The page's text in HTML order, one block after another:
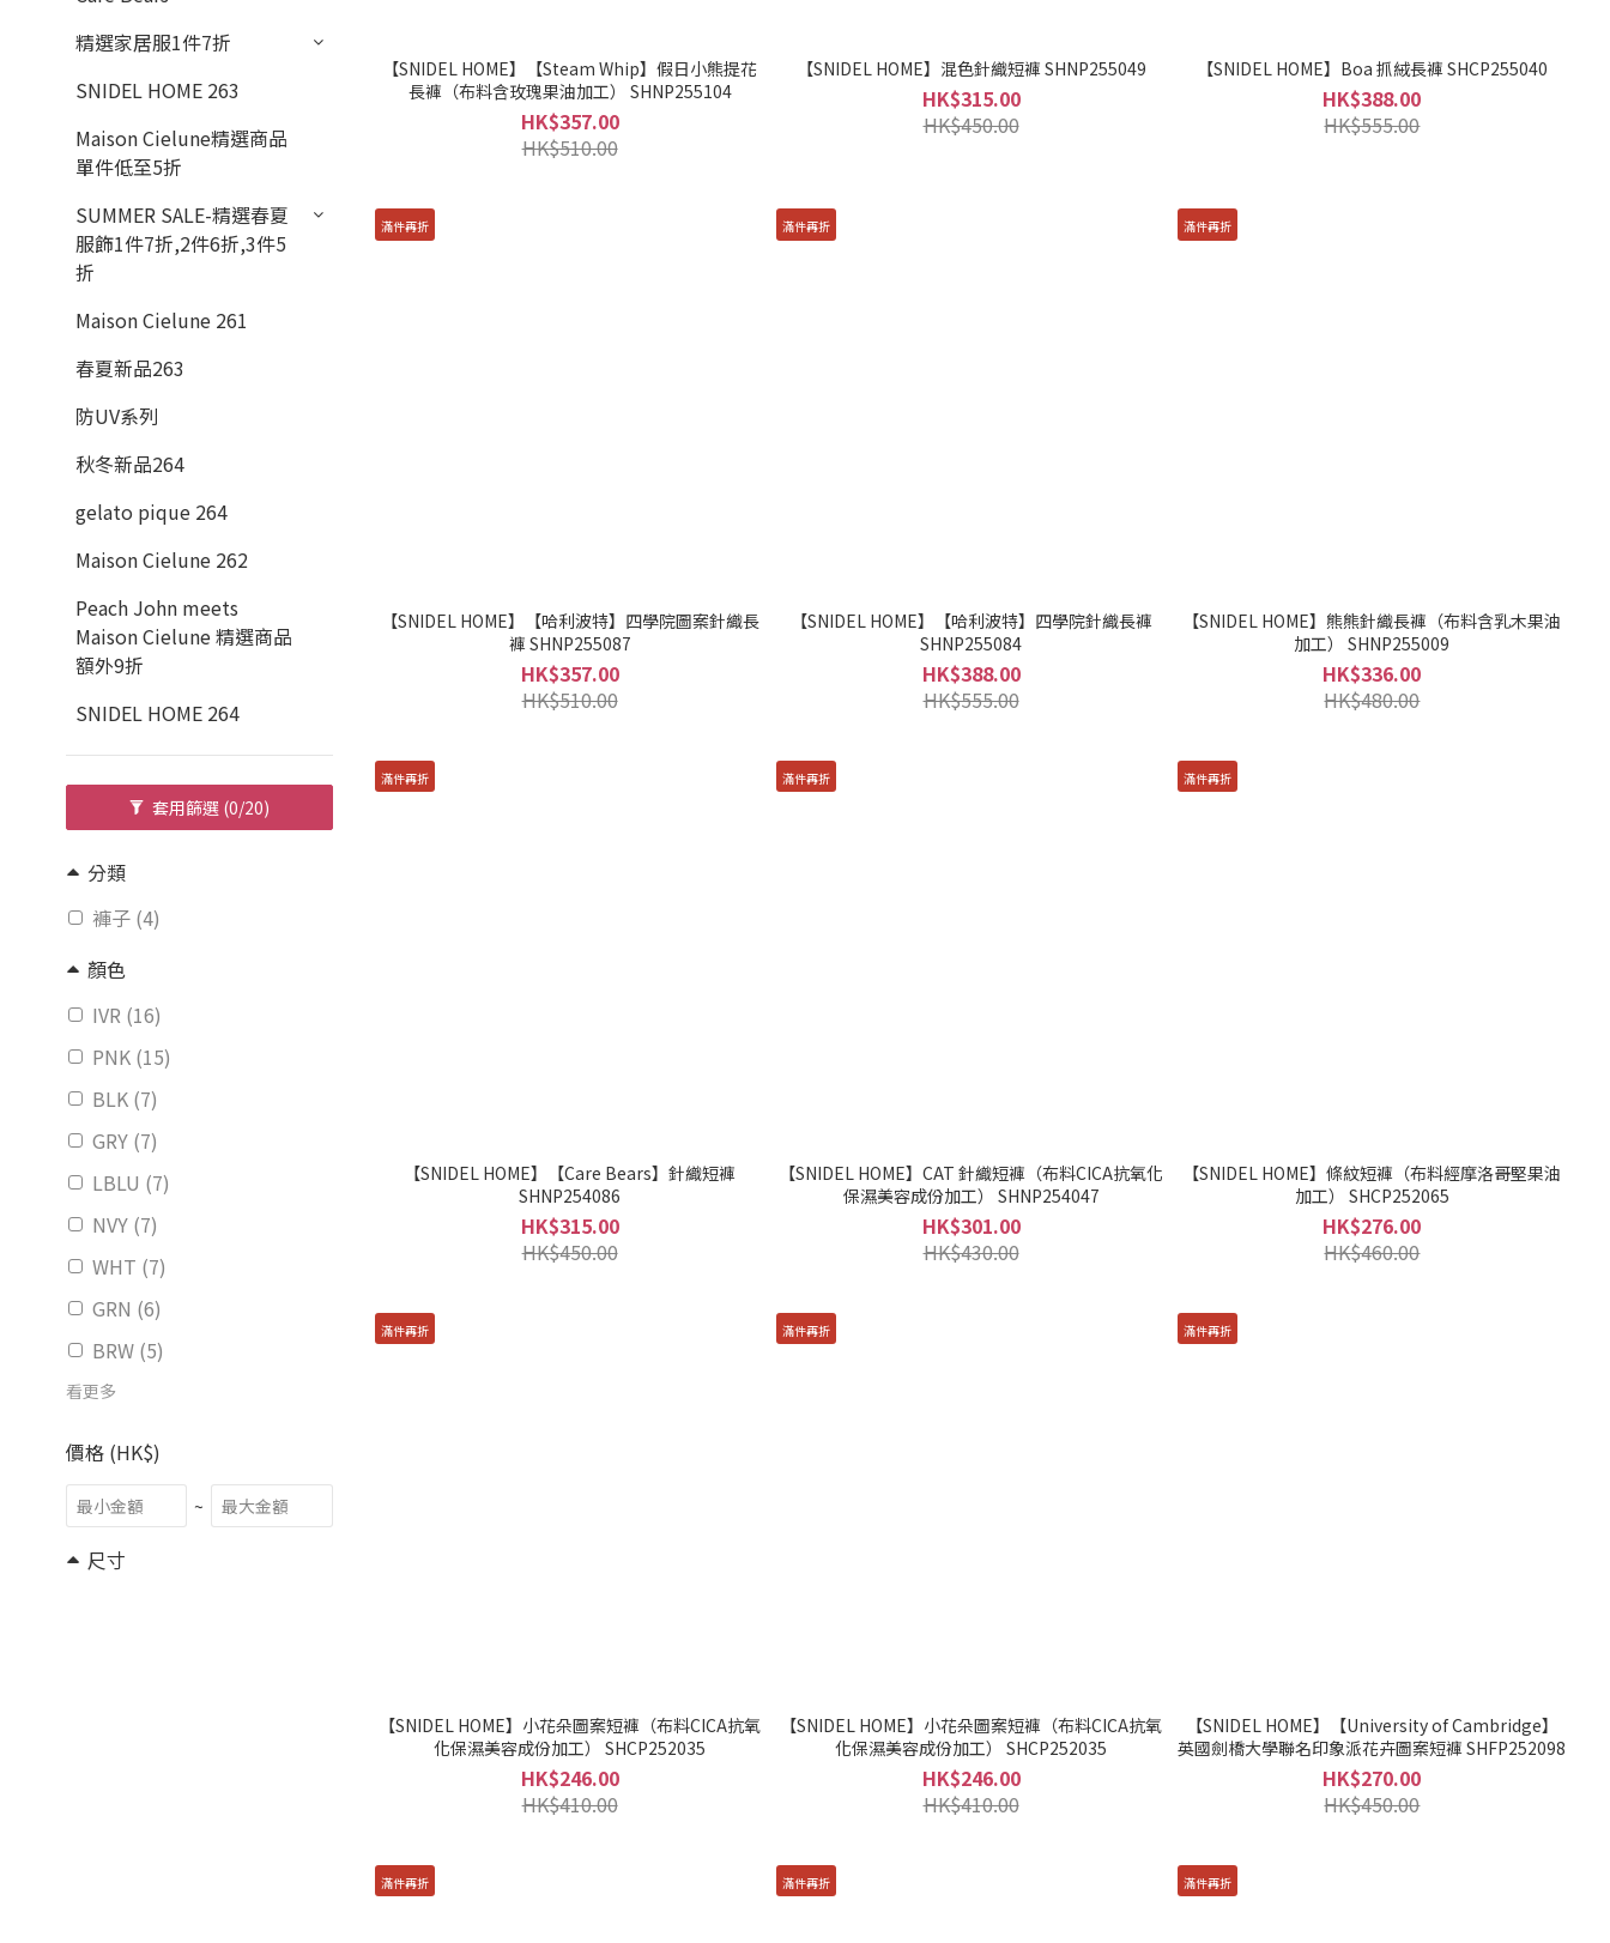
精選家居服1件7折
SNIDEL HOME 263
Maison Cielune精選商品
單件低至5折
SUMMER SALE-精選春夏
服飾1件7折,2件6折,3件5
折
Maison Cielune 261
春夏新品263
防UV系列
秋冬新品264
gelato pique 264
Maison Cielune 262
Peach John meets
Maison Cielune 精選商品
額外9折
SNIDEL HOME 264
套用篩選 (0/20)
分類
褲子 (4)
顏色
IVR (16)
PNK (15)
BLK (7)
GRY (7)
LBLU (7)
NVY (7)
WHT (7)
GRN (6)
BRW (5)
看更多
價格 (HK$)
~
尺寸
【SNIDEL HOME】【Steam Whip】假日小熊提花
長褲（布料含玫瑰果油加工） SHNP255104
HK$357.00
HK$510.00
【SNIDEL HOME】混色針織短褲 SHNP255049
HK$315.00
HK$450.00
【SNIDEL HOME】Boa 抓絨長褲 SHCP255040
HK$388.00
HK$555.00
滿件再折
【SNIDEL HOME】【哈利波特】四學院圖案針織長
褲 SHNP255087
HK$357.00
HK$510.00
滿件再折
【SNIDEL HOME】【哈利波特】四學院針織長褲
SHNP255084
HK$388.00
HK$555.00
滿件再折
【SNIDEL HOME】熊熊針織長褲（布料含乳木果油
加工） SHNP255009
HK$336.00
HK$480.00
滿件再折
【SNIDEL HOME】【Care Bears】針織短褲
SHNP254086
HK$315.00
HK$450.00
滿件再折
【SNIDEL HOME】CAT 針織短褲（布料CICA抗氧化
保濕美容成份加工） SHNP254047
HK$301.00
HK$430.00
滿件再折
【SNIDEL HOME】條紋短褲（布料經摩洛哥堅果油
加工） SHCP252065
HK$276.00
HK$460.00
滿件再折
【SNIDEL HOME】小花朵圖案短褲（布料CICA抗氧
化保濕美容成份加工） SHCP252035
HK$246.00
HK$410.00
滿件再折
【SNIDEL HOME】小花朵圖案短褲（布料CICA抗氧
化保濕美容成份加工） SHCP252035
HK$246.00
HK$410.00
滿件再折
【SNIDEL HOME】【University of Cambridge】
英國劍橋大學聯名印象派花卉圖案短褲 SHFP252098
HK$270.00
HK$450.00
滿件再折 滿件再折 滿件再折